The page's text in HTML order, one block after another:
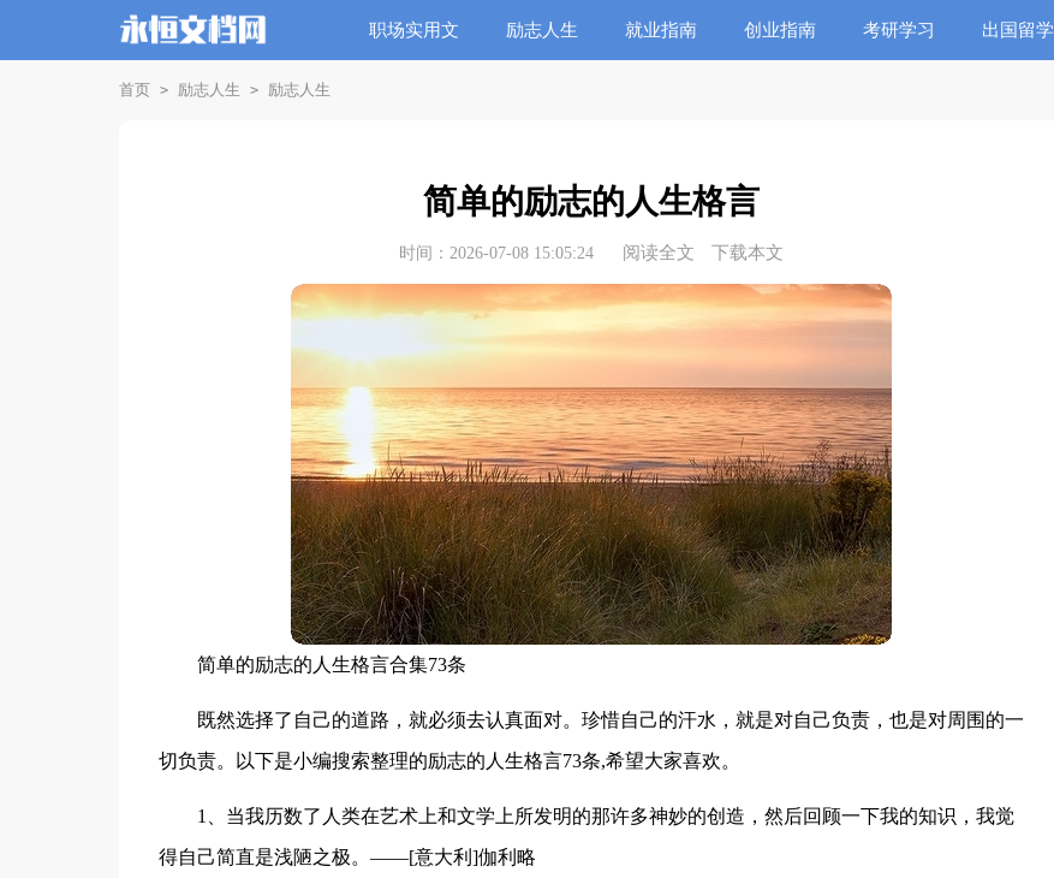
职场实用文 励志人生 就业指南 创业指南 考研学习 出国留学
首页 > 励志人生 > 励志人生
简单的励志的人生格言
时间：2026-07-08 15:05:24 阅读全文 下载本文
简单的励志的人生格言合集73条
既然选择了自己的道路，就必须去认真面对。珍惜自己的汗水，就是对自己负责，也是对周围的一
切负责。以下是小编搜索整理的励志的人生格言73条,希望大家喜欢。
1、当我历数了人类在艺术上和文学上所发明的那许多神妙的创造，然后回顾一下我的知识，我觉
得自己简直是浅陋之极。——[意大利]伽利略